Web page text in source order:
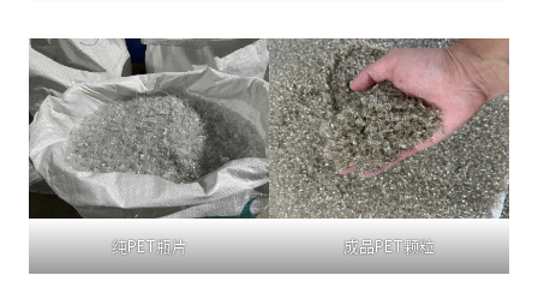
纯PET瓶片 成品PET颗粒